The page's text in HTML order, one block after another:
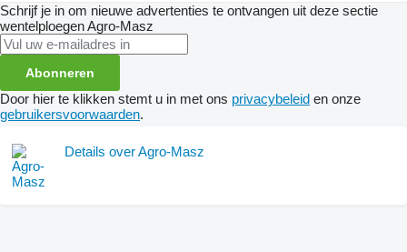
Schrijf je in om nieuwe advertenties te ontvangen uit deze sectie
wentelploegenAgro-Masz
Abonneren
Door hier te klikken stemt u in met ons privacybeleid en onze
gebruikersvoorwaarden.
Details over Agro-Masz